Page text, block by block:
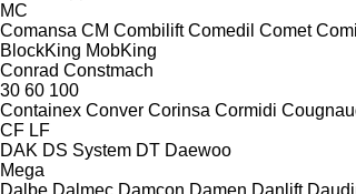
MC
Comansa CM Combilift Comedil Comet
BlockKing MobKing
Conrad Constmach
30 60 100
Containex Conver Corinsa Cormidi
CF LF
DAK DS System DT Daewoo
Mega
Dalbe Dalmec Damcon Damen Danlift